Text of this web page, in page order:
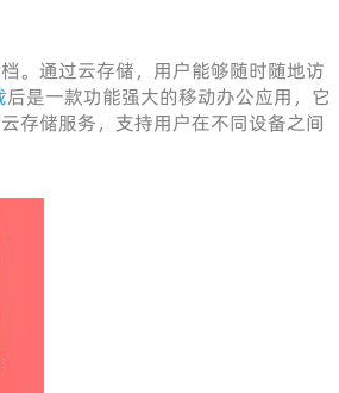
。通过云存储，用户能够随时随地访
后是一款功能强大的移动办公应用，它
存储服务，支持用户在不同设备之间